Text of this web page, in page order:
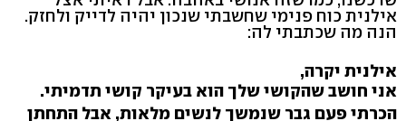
אילנית כוח פנימי שחשבתי שנכון יהיה לדייק ולחזק.
הנה מה שכתבתי לה:
אילנית יקרה,
אני חושב שהקושי שלך הוא בעיקר קושי תדמיתי.
הכרתי פעם גבר שנמשך לנשים מלאות, אבל התחתן